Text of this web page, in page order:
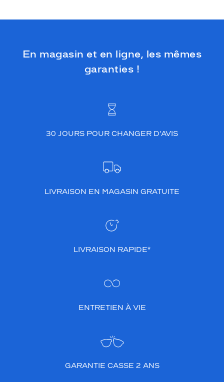
En magasin et en ligne, les mêmes
garanties !
30 JOURS POUR CHANGER D’AVIS
LIVRAISON EN MAGASIN GRATUITE
LIVRAISON RAPIDE*
ENTRETIEN À VIE
GARANTIE CASSE 2 ANS